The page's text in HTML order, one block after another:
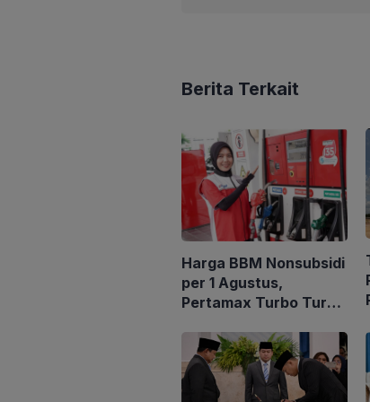
Berita Terkait
Harga BBM Nonsubsidi
per 1 Agustus,
Pertamax Turbo Turun